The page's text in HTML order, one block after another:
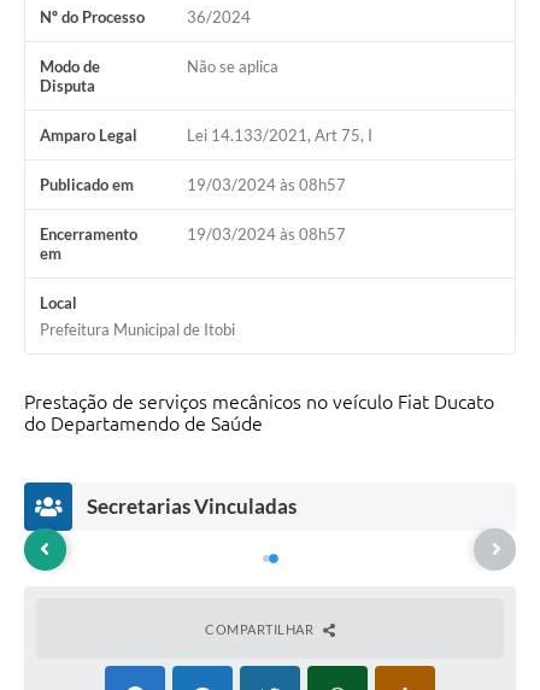
HISTÓRICO - ADM
Relação de Cargos e Salários
Galeria de Fotos
Audiências Públicas
IPTU
Editais
Nº do Processo 36/2024
Modo de
Disputa
Não se aplica
Amparo Legal Lei 14.133/2021, Art 75, I
Publicado em 19/03/2024 às 08h57
Encerramento
em
19/03/2024 às 08h57
Local
Prefeitura Municipal de Itobi
Prestação de serviços mecânicos no veículo Fiat Ducato
do Departamendo de Saúde
Secretarias Vinculadas
COMPARTILHAR